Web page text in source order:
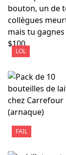
LOL
FAIL